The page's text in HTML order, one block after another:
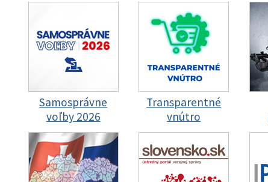
Samosprávne
voľby 2026
Transparentné
vnútro